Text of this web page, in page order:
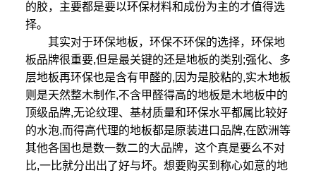
的胶，主要都是要以环保材料和成份为主的才值得选
择。
其实对于环保地板，环保不环保的选择，环保地
板品牌很重要,但是最关键的还是地板的类别;强化、多
层地板再环保也是含有甲醛的,因为是胶粘的,实木地板
则是天然整木制作,不含甲醛得高的地板是木地板中的
顶级品牌,无论纹理、基材质量和环保水平都属比较好
的水泡,而得高代理的地板都是原装进口品牌,在欧洲等
其他各国也是数一数二的大品牌，这个真是要么不对
比,一比就分出出了好与坏。想要购买到称心如意的地